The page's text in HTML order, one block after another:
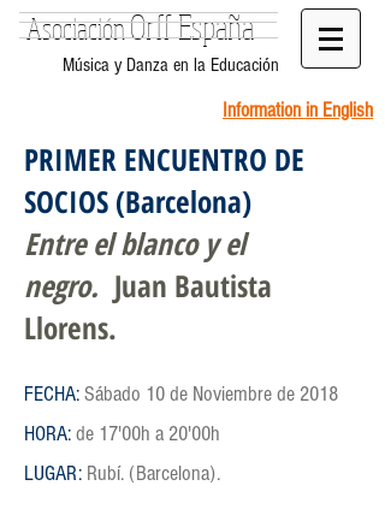
AsociaciónOrff España
Música y Danza en la Educación
Information in English
PRIMER ENCUENTRO DE
SOCIOS (Barcelona)
Entre el blanco y el
negro. Juan Bautista
Llorens.
FECHA:Sábado 10 de Noviembre de 2018
HORA:de 17'00h a 20'00h
LUGAR: Rubí. (Barcelona).